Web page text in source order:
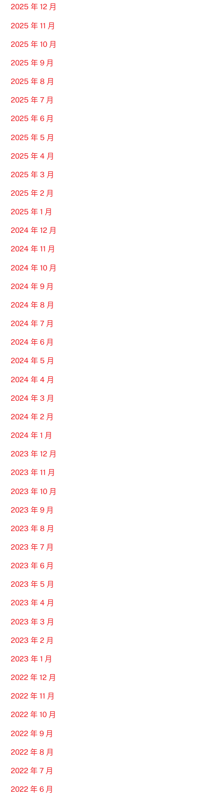
2025 年 12 月
2025 年 11 月
2025 年 10 月
2025 年 9 月
2025 年 8 月
2025 年 7 月
2025 年 6 月
2025 年 5 月
2025 年 4 月
2025 年 3 月
2025 年 2 月
2025 年 1 月
2024 年 12 月
2024 年 11 月
2024 年 10 月
2024 年 9 月
2024 年 8 月
2024 年 7 月
2024 年 6 月
2024 年 5 月
2024 年 4 月
2024 年 3 月
2024 年 2 月
2024 年 1 月
2023 年 12 月
2023 年 11 月
2023 年 10 月
2023 年 9 月
2023 年 8 月
2023 年 7 月
2023 年 6 月
2023 年 5 月
2023 年 4 月
2023 年 3 月
2023 年 2 月
2023 年 1 月
2022 年 12 月
2022 年 11 月
2022 年 10 月
2022 年 9 月
2022 年 8 月
2022 年 7 月
2022 年 6 月